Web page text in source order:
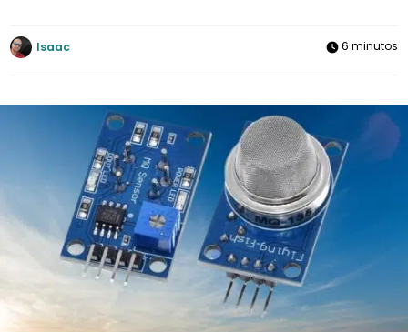
Isaac 6 minutos